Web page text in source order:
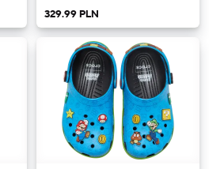
329.99 PLN